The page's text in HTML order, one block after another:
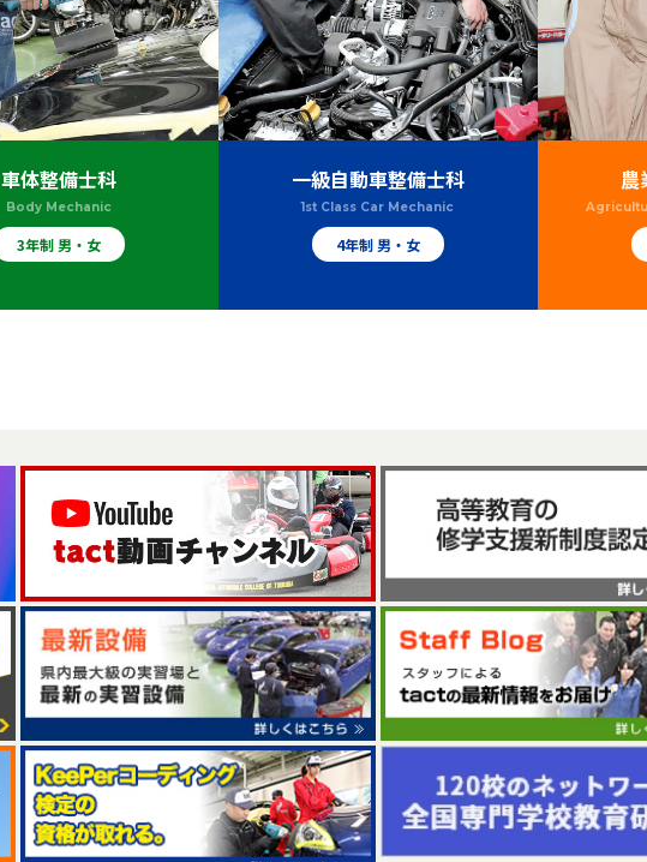
車体整備士科
Body Mechanic
3年制 男・女
一級自動車整備士科
1st Class Car Mechanic
4年制 男・女
農